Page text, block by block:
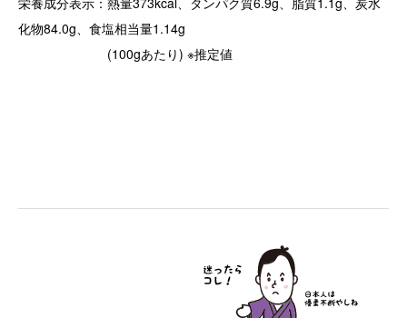
化物84.0g、食塩相当量1.14g
(100gあたり) ※推定値